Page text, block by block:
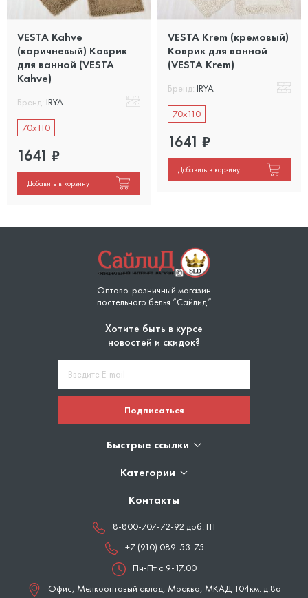
VESTA Kahve
(коричневый) Коврик
для ванной (VESTA
Kahve)
Бренд: IRYA
70x110
1641 ₽
Добавить в корзину
VESTA Krem (кремовый)
Коврик для ванной
(VESTA Krem)
Бренд: IRYA
70x110
1641 ₽
Добавить в корзину
Оптово-розничный магазин
постельного белья “Сайлид”
Хотите быть в курсе
новостей и скидок?
Подписаться
Быстрые ссылки
Категории
Контакты
8-800-707-72-92 доб.111
+7 (910) 089-53-75
Пн-Пт с 9-17.00
Офис, Мелкооптовый склад, Москва, МКАД 104км. д.8а